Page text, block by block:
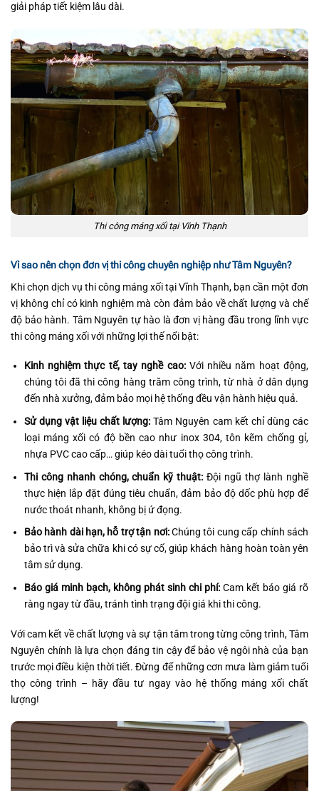
giải pháp tiết kiệm lâu dài.
Thi công máng xối tại Vĩnh Thạnh
Vì sao nên chọn đơn vị thi công chuyên nghiệp như Tâm Nguyên?
Khi chọn dịch vụ thi công máng xối tại Vĩnh Thạnh, bạn cần một đơn
vị không chỉ có kinh nghiệm mà còn đảm bảo về chất lượng và chế
độ bảo hành. Tâm Nguyên tự hào là đơn vị hàng đầu trong lĩnh vực
thi công máng xối với những lợi thế nổi bật:
Kinh nghiệm thực tế, tay nghề cao:Với nhiều năm hoạt động,
chúng tôi đã thi công hàng trăm công trình, từ nhà ở dân dụng
đến nhà xưởng, đảm bảo mọi hệ thống đều vận hành hiệu quả.
Sử dụng vật liệu chất lượng: Tâm Nguyên cam kết chỉ dùng các
loại máng xối có độ bền cao như inox 304, tôn kẽm chống gỉ,
nhựa PVC cao cấp… giúp kéo dài tuổi thọ công trình.
Thi công nhanh chóng, chuẩn kỹ thuật: Đội ngũ thợ lành nghề
thực hiện lắp đặt đúng tiêu chuẩn, đảm bảo độ dốc phù hợp để
nước thoát nhanh, không bị ứ đọng.
Bảo hành dài hạn, hỗ trợ tận nơi:Chúng tôi cung cấp chính sách
bảo trì và sửa chữa khi có sự cố, giúp khách hàng hoàn toàn yên
tâm sử dụng.
Báo giá minh bạch, không phát sinh chi phí:Cam kết báo giá rõ
ràng ngay từ đầu, tránh tình trạng đội giá khi thi công.
Với cam kết về chất lượng và sự tận tâm trong từng công trình, Tâm
Nguyên chính là lựa chọn đáng tin cậy để bảo vệ ngôi nhà của bạn
trước mọi điều kiện thời tiết. Đừng để những cơn mưa làm giảm tuổi
thọ công trình – hãy đầu tư ngay vào hệ thống máng xối chất
lượng!